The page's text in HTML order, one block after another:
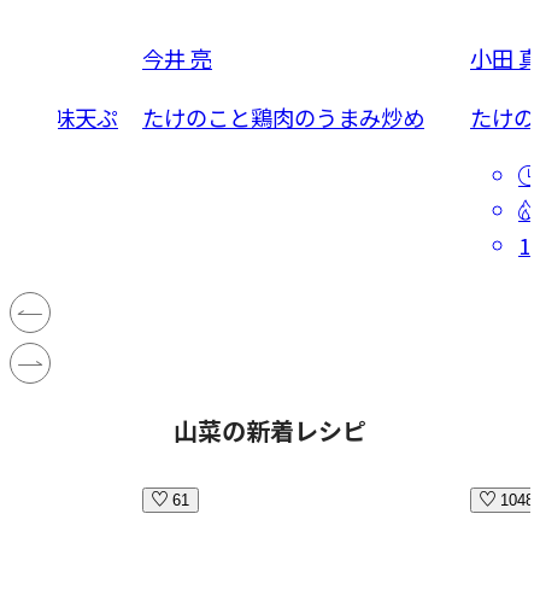
そ風味天ぷ
今井 亮
たけのこと鶏肉のうまみ炒め
小田
たけ
山菜の新着レシピ
61 1048